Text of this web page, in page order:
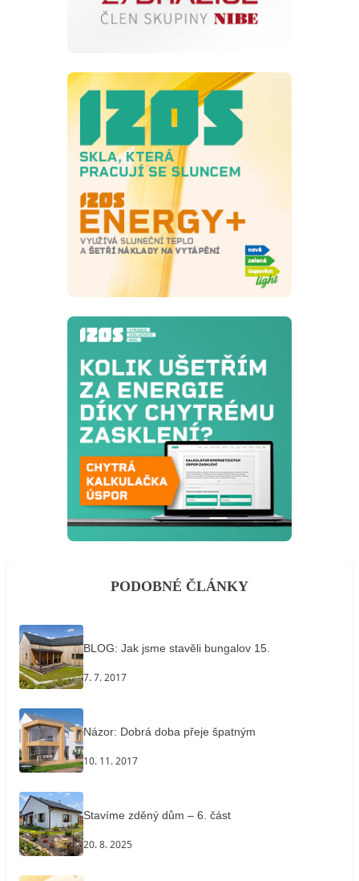
PODOBNÉ ČLÁNKY
BLOG: Jak jsme stavěli bungalov 15.
7. 7. 2017
Názor: Dobrá doba přeje špatným
10. 11. 2017
Stavíme zděný dům – 6. část
20. 8. 2025